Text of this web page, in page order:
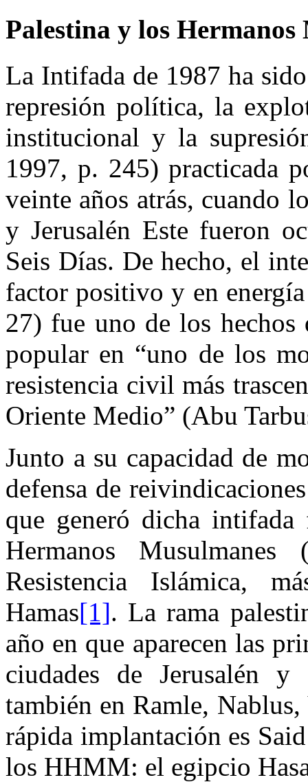
Palestina y los Hermanos
La Intifada de 1987 ha
represión política, la
institucional y la
1997, p. 245) practicada
veinte años atrás, cuando
y Jerusalén Este fueron
Seis Días. De hecho, el
factor positivo y en
27) fue uno de los
popular en “uno de los
resistencia civil más
Oriente Medio” (Abu
Junto a su capacidad de
defensa de
que generó dicha
Hermanos
Resistencia Islámica,
Hamas[1]. La rama
año en que aparecen las
ciudades de Jerusalén y
también en Ramle,
rápida implantación es
los HHMM: el egipcio